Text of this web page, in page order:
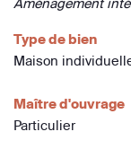
Aménagement
Type de bien
Maison
Maître d'ouvrage
Particulier